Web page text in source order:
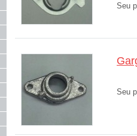
Seu
Seu